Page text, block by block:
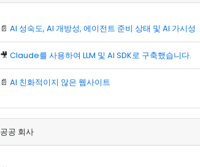
📄AI 성숙도, AI 개방성, 에이전트 준비 상태 및 AI 가시성
🎥Claude를 사용하여 LLM 및 AI SDK로 구축했습니다.
📄AI 친화적이지 않은 웹사이트
공공 회사